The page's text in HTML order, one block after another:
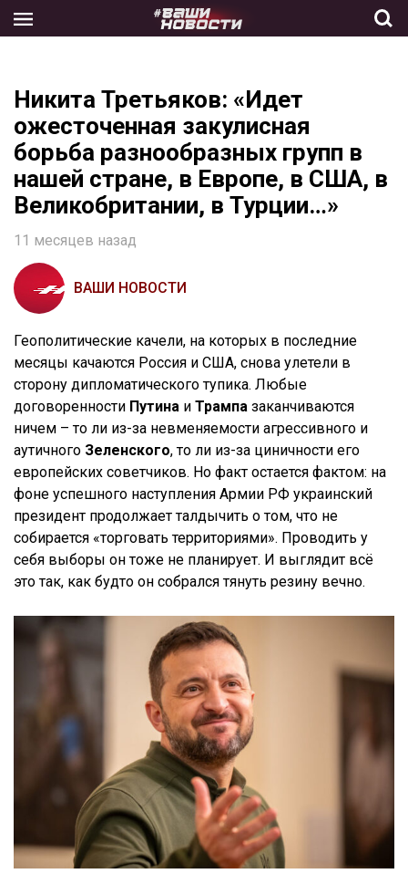
the
Никита Третьяков: «Идет
ожесточенная закулисная
борьба разнообразных групп в
нашей стране, в Европе, в США, в
Великобритании, в Турции…»
11 месяцев назад
ВАШИ НОВОСТИ
Геополитические качели, на которых в последние
месяцы качаются Россия и США, снова улетели в
сторону дипломатического тупика. Любые
договоренности Путина и Трампа заканчиваются
ничем – то ли из-за невменяемости агрессивного и
аутичного Зеленского, то ли из-за циничности его
европейских советчиков. Но факт остается фактом: на
фоне успешного наступления Армии РФ украинский
президент продолжает талдычить о том, что не
собирается «торговать территориями». Проводить у
себя выборы он тоже не планирует. И выглядит всё
это так, как будто он собрался тянуть резину вечно.